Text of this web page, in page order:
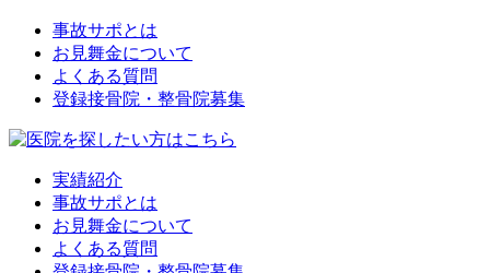
事故サポとは
お見舞金について
よくある質問
登録接骨院・整骨院募集
実績紹介
事故サポとは
お見舞金について
よくある質問